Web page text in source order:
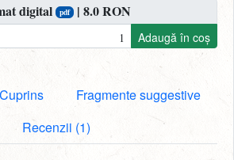
digital pdf | 8.0 RON
Adaugă în coș
Cuprins
Fragmente suggestive
Recenzii (1)